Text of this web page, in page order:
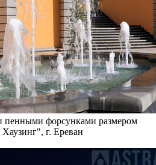
форсунками размером
г. Ереван